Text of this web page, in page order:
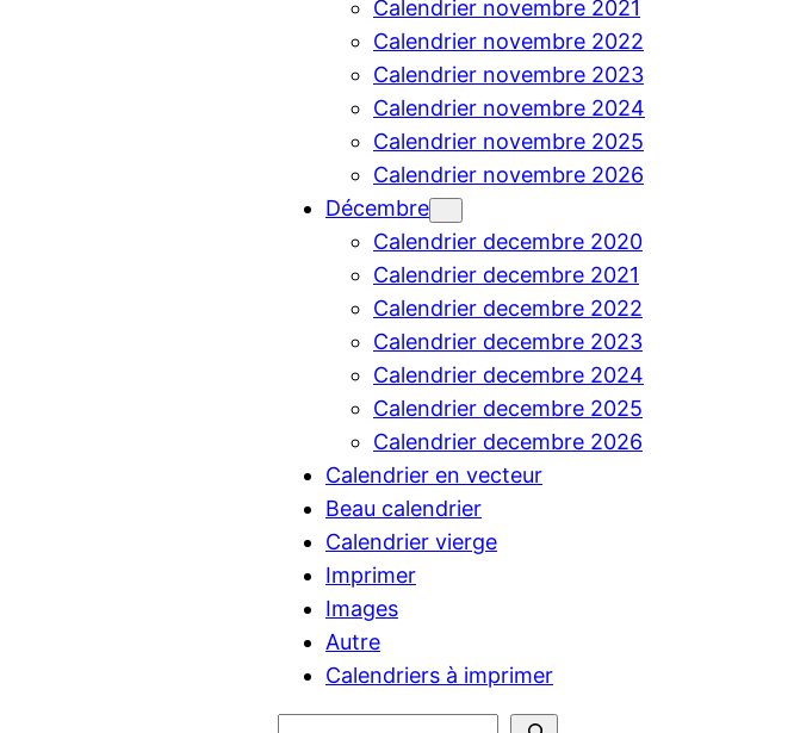
Calendrier novembre 2021
Calendrier novembre 2022
Calendrier novembre 2023
Calendrier novembre 2024
Calendrier novembre 2025
Calendrier novembre 2026
Décembre
Calendrier decembre 2020
Calendrier decembre 2021
Calendrier decembre 2022
Calendrier decembre 2023
Calendrier decembre 2024
Calendrier decembre 2025
Calendrier decembre 2026
Calendrier en vecteur
Beau calendrier
Calendrier vierge
Imprimer
Images
Autre
Calendriers à imprimer